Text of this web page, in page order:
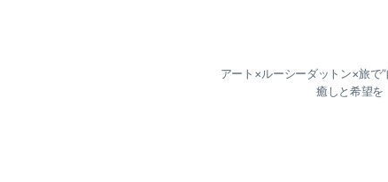
アート×ルーシーダットン×旅で”
癒しと希望を